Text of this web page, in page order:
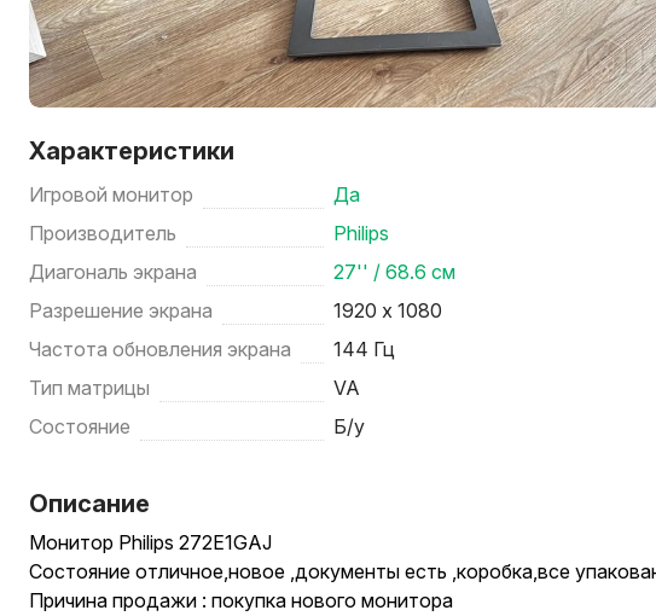
Характеристики
Игровой монитор
Да
Производитель
Philips
Диагональ экрана
27'' / 68.6 см
Разрешение экрана
1920 х 1080
Частота обновления экрана
144 Гц
Тип матрицы
VA
Состояние
Б/у
Описание
Монитор Philips 272E1GAJ
Состояние отличное,новое ,документы есть ,коробка,все
Причина продажи : покупка нового монитора